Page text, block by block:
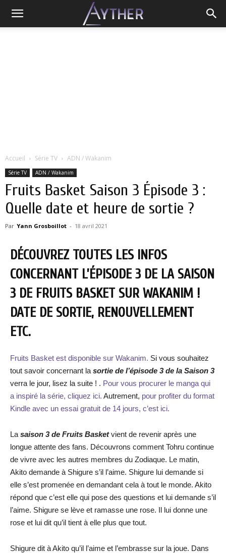
Accueil Série TV ADN / Wakanim
Série TV ADN / Wakanim
Fruits Basket Saison 3 Épisode 3 :
Quelle date et heure de sortie ?
Par Yann Grosboillot - 18 avril 2021
DÉCOUVREZ TOUTES LES INFOS
CONCERNANT L’ÉPISODE 3 DE LA SAISON
3 DE FRUITS BASKET SUR WAKANIM !
DATE DE SORTIE, RENOUVELLEMENT
ETC.
Fruits Basket est disponible sur Wakanim. Si vous souhaitez
tout savoir concernant la sortie de l’épisode 3 de la Saison 3
verra le jour, lisez la suite ! . Pour vous procurer le manga qui
a inspiré la série, cliquez ici. Autrement, pour profiter du format
Kindle avec un essai gratuit de 14 jours, c’est ici.
La saison 3 de Fruits Basketvient de revenir après une
longue attente des fans. Découvrons comment Tohru continue
de vivre avec les autres membres du Zodiaque. Le matin,
Akito demande à Shigure s’il l’aime. Shigure lui demande si
elle s’est promenée en demandant cela à tout le monde. Akito
répond que c’est elle qui pose des questions et lui demande s’il
l’aime. Shigure se lève et ramasse une rose. Il lui donne une
rose et lui dit qu’il tient à elle plus que tout.
Shigure dit à Akito qu’il l’aime et l’embrasse sur la joue. Dans